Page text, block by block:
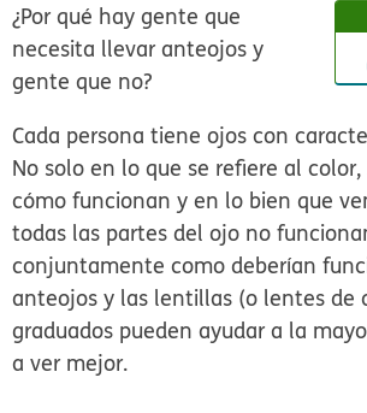
¿Por qué hay gente que
necesita llevar anteojos y
gente que no?
Cada persona tiene ojos con
No solo en lo que se refiere al
cómo funcionan y en lo bien que
todas las partes del ojo no
conjuntamente como deberían
anteojos y las lentillas (o lentes de
graduados pueden ayudar a la
a ver mejor.